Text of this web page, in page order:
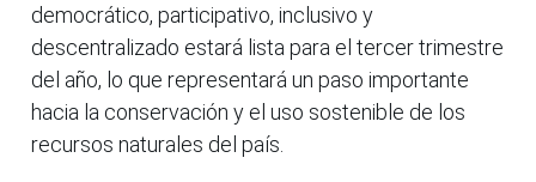
democrático, participativo, inclusivo y
descentralizado estará lista para el tercer trimestre
del año, lo que representará un paso importante
hacia la conservación y el uso sostenible de los
recursos naturales del país.